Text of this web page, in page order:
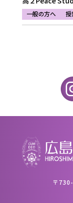
一般の方へ 授
〒